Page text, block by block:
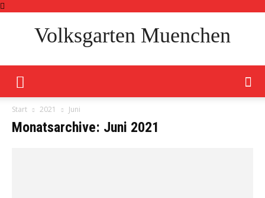
Volksgarten Muenchen
Start 2021 Juni
Monatsarchive: Juni 2021